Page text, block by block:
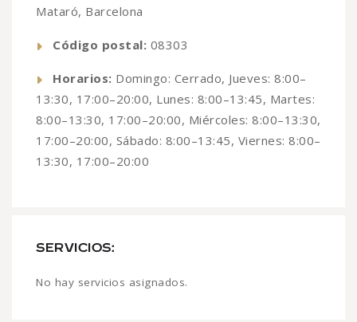
Mataró, Barcelona
Código postal: 08303
Horarios: Domingo: Cerrado, Jueves: 8:00–
13:30, 17:00–20:00, Lunes: 8:00–13:45, Martes:
8:00–13:30, 17:00–20:00, Miércoles: 8:00–13:30,
17:00–20:00, Sábado: 8:00–13:45, Viernes: 8:00–
13:30, 17:00–20:00
SERVICIOS:
No hay servicios asignados.